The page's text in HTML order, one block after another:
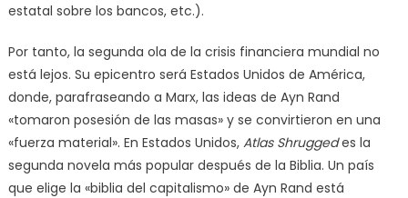
estatal sobre los bancos, etc.).
Por tanto, la segunda ola de la crisis financiera mundial no
está lejos. Su epicentro será Estados Unidos de América,
donde, parafraseando a Marx, las ideas de Ayn Rand
«tomaron posesión de las masas» y se convirtieron en una
«fuerza material». En Estados Unidos, Atlas Shruggedes la
segunda novela más popular después de la Biblia. Un país
que elige la «biblia del capitalismo» de Ayn Rand está